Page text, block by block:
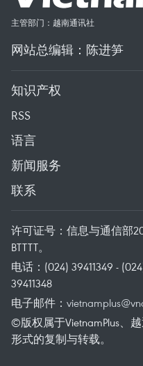
主管部门：越南通讯社
网站总编辑：陈进笋
知识产权
RSS
语言
新闻服务
联系
许可证号：信息与通信部
BTTTT。
电话：(024) 39411349 -
39411348
电子邮件：
©版权属于VietnamPlus、
形式的复制与转载。